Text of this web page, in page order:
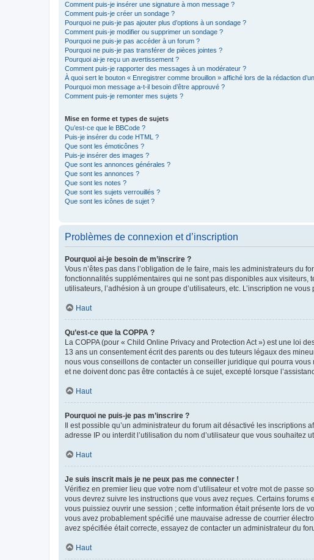
Comment puis-je insérer une signature à mon message ?
Comment puis-je créer un sondage ?
Pourquoi ne puis-je pas ajouter plus d’options à un sondage ?
Comment puis-je modifier ou supprimer un sondage ?
Pourquoi ne puis-je pas accéder à un forum ?
Pourquoi ne puis-je pas transférer de pièces jointes ?
Pourquoi ai-je reçu un avertissement ?
Comment puis-je rapporter des messages à un modérateur ?
À quoi sert le bouton « Enregistrer comme brouillon » affiché lors de la rédaction
Pourquoi mon message a-t-il besoin d’être approuvé ?
Comment puis-je remonter mes sujets ?
Mise en forme et types de sujets
Qu’est-ce que le BBCode ?
Puis-je insérer du code HTML ?
Que sont les émoticônes ?
Puis-je insérer des images ?
Que sont les annonces générales ?
Que sont les annonces ?
Que sont les notes ?
Que sont les sujets verrouillés ?
Que sont les icônes de sujet ?
Problèmes de connexion et d’inscription
Pourquoi ai-je besoin de m’inscrire ?
Vous n’êtes pas dans l’obligation de le faire, mais les administrateurs du
fonctionnalités supplémentaires qui ne sont pas disponibles aux visiteurs,
utilisateurs, l’adhésion à un groupe d’utilisateurs, etc. L’inscription ne
Haut
Qu’est-ce que la COPPA ?
La COPPA (pour « Child Online Privacy and Protection Act ») est une loi
13 ans un consentement écrit des parents ou des tuteurs légaux des
nous vous conseillons de contacter un conseiller juridique qui pourra
et ne doivent donc pas être contactés à ce sujet, excepté lorsque
Haut
Pourquoi ne puis-je pas m’inscrire ?
Il est possible qu’un administrateur du forum ait désactivé les
adresse IP ou interdit l’utilisation du nom d’utilisateur que vous souhaitez
Haut
Je suis inscrit mais je ne peux pas me connecter !
Vérifiez en premier lieu que votre nom d’utilisateur et votre mot de passe
vous devrez suivre les instructions que vous avez reçues. Certains
vous puissiez ouvrir une session ; cette information était présente lors de
vous avez probablement spécifié une mauvaise adresse de courrier
avez spécifiée était correcte, essayez de contacter un administrateur du
Haut